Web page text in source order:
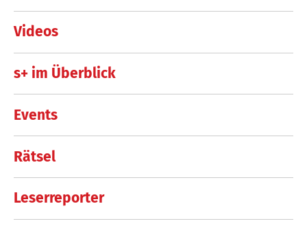
Videos
s+ im Überblick
Events
Rätsel
Leserreporter